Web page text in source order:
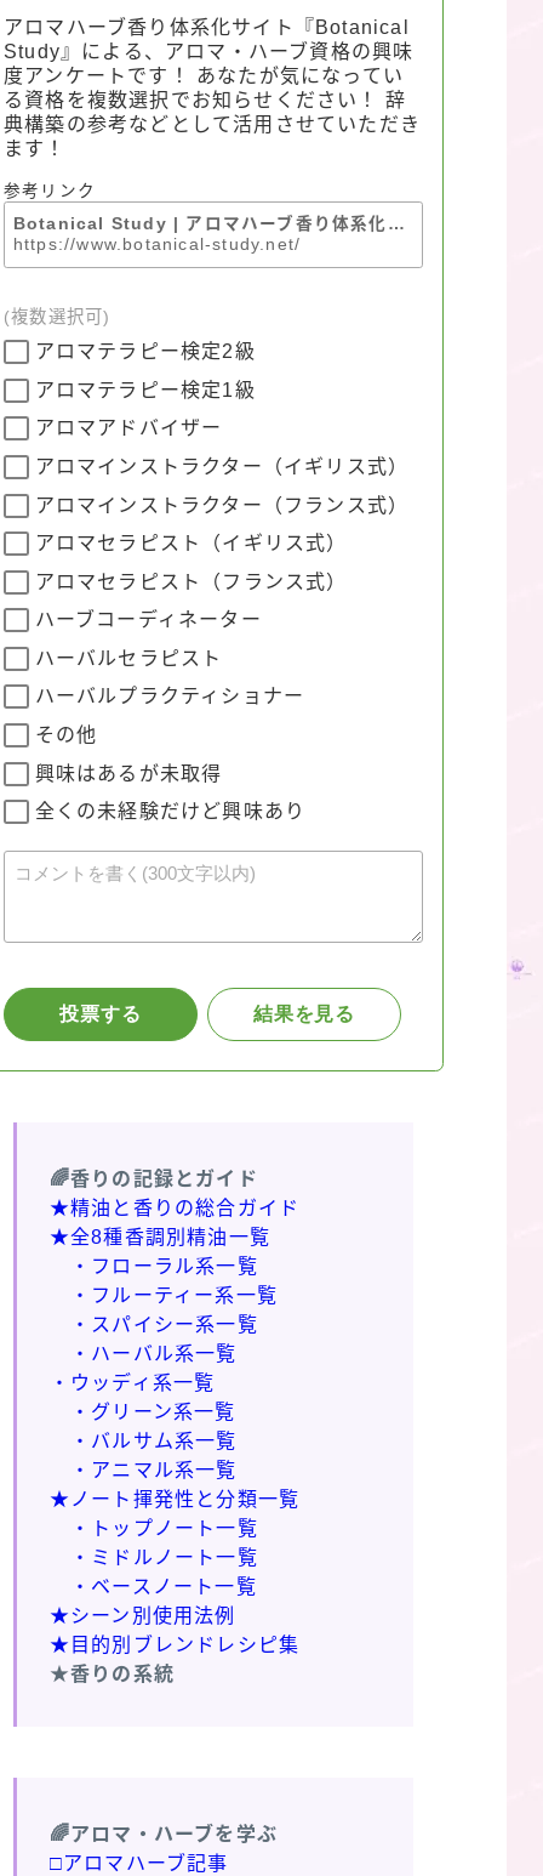
🌈香りの記録とガイド
★精油と香りの総合ガイド
★全8種香調別精油一覧
・フローラル系一覧
・フルーティー系一覧
・スパイシー系一覧
・ハーバル系一覧
・ウッディ系一覧
・グリーン系一覧
・バルサム系一覧
・アニマル系一覧
★ノート揮発性と分類一覧
・トップノート一覧
・ミドルノート一覧
・ベースノート一覧
★シーン別使用法例
★目的別ブレンドレシピ集
★香りの系統
🌈アロマ・ハーブを学ぶ
□アロマハーブ記事